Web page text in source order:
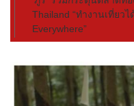
Thailand “ทำงานเที่ยว
Everywhere”